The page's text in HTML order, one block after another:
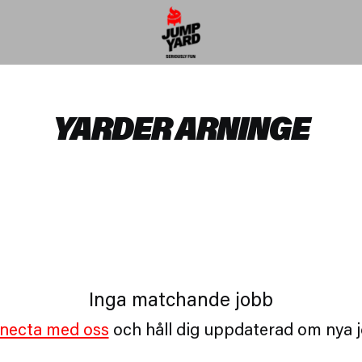
YARDER ARNINGE
Inga matchande jobb
med oss och håll dig uppdaterad om nya